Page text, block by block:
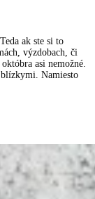
ak ste si to
výzdobach, či
asi nemožné.
Namiesto